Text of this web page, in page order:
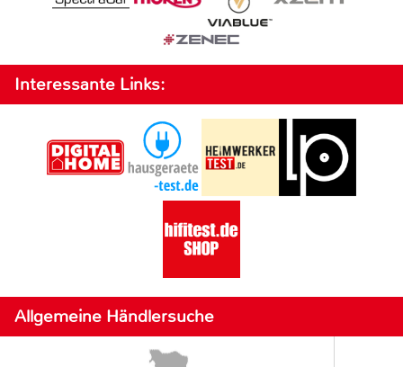
Interessante Links:
Allgemeine Händlersuche